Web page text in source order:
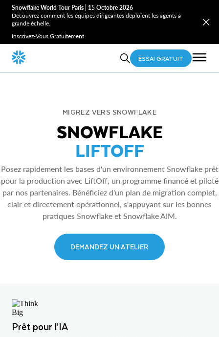
Snowflake World Tour Paris | 15 Octobre 2026
Découvrez comment les équipes dirigeantes déploient les agents à
grande échelle.
Inscrivez-Vous Gratuitement
ESSAI GRATUIT
MIGREZ VERS SNOWFLAKE
SNOWFLAKE
LIFTOFF
Posez rapidement les bases d'un environnement Snowflake prêt
pour la production avec LiftOff, un programme financé et piloté
par nos partenaires. Bénéficiez d'un plan de migration complet,
clair et directement opérationnel, s'appuyant sur les bonnes
pratiques Snowflake et Snowflake AIM.
DEMANDEZ UN ATELIER
Prêt pour l’IA